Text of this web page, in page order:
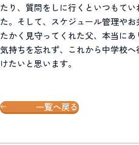
たり、質問をしに行くといつもて
た。そして、スケジュール管理や
たかく見守ってくれた父、本当に
気持ちを忘れず、これから中学校
けたいと思います。
一覧へ戻る